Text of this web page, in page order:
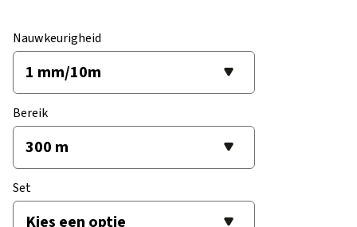
Nauwkeurigheid
Bereik
Set